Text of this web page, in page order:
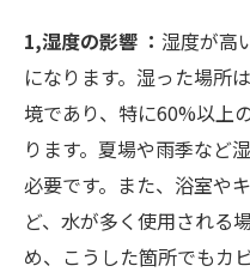
1,湿度の影響 ： 湿度が高
になります。湿った場所
境であり、特に60%以上
ります。夏場や雨季など
必要です。また、浴室や
ど、水が多く使用される
め、こうした箇所でもカ